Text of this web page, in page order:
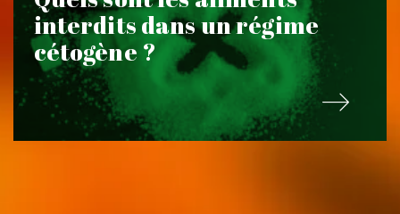
interdits dans un régime
cétogène ?